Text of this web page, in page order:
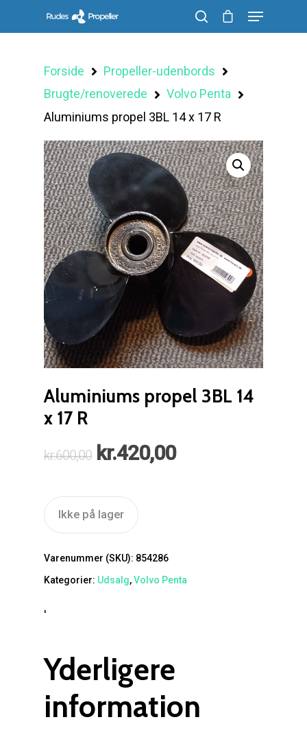
Forside
Propeller-udenbords
Brugte/renoverede
Volvo Penta
Aluminiums propel 3BL 14 x 17 R
Aluminiums propel 3BL 14
x 17 R
kr.600,00 Den
pris
var:
kr.600,00.
kr.420,00Den
Ikke på lager
Varenummer (SKU): 854286
Kategorier: Udsalg,Volvo Penta
'
Yderligere
information